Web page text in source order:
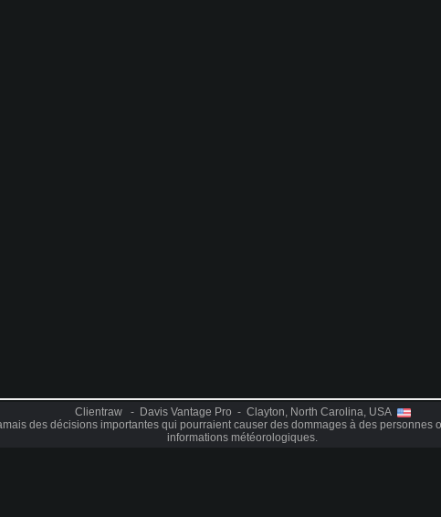
Clientraw - Davis Vantage Pro - Clayton, North Carolina, USA
des décisions importantes qui pourraient causer des dommages à des personnes
informations météorologiques.